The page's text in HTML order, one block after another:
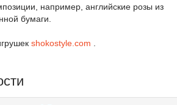
например, английские розы из
бумаги.
shokostyle.com